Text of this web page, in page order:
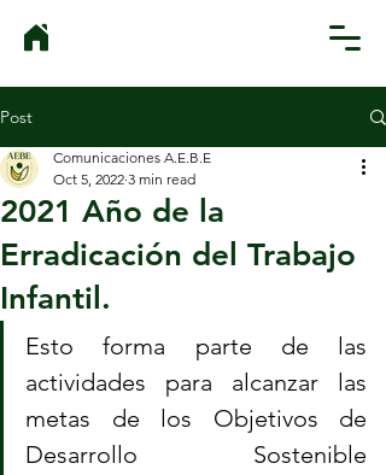
Post
2021 Año de la
Erradicación del Trabajo
Infantil.
Comunicaciones A.E.B.E
Oct 5, 2022 3 min read
Esto forma parte de las
actividades para alcanzar las
metas de los Objetivos de
Desarrollo Sostenible